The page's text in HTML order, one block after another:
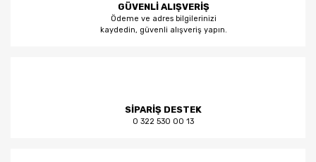
GÜVENLİ ALIŞVERİŞ
Ödeme ve adres bilgilerinizi
kaydedin, güvenli alışveriş yapın.
SİPARİŞ DESTEK
0 322 530 00 13